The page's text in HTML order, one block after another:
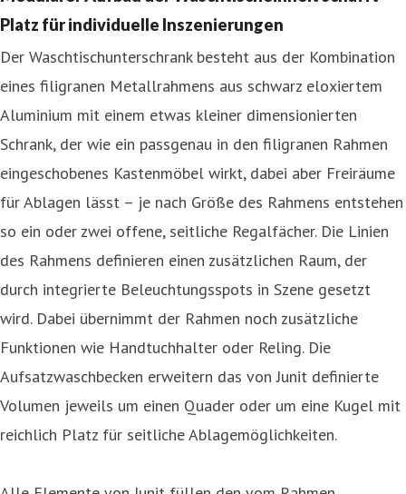
Platz für individuelle Inszenierungen
Der Waschtischunterschrank besteht aus der Kombination
eines filigranen Metallrahmens aus schwarz eloxiertem
Aluminium mit einem etwas kleiner dimensionierten
Schrank, der wie ein passgenau in den filigranen Rahmen
eingeschobenes Kastenmöbel wirkt, dabei aber Freiräume
für Ablagen lässt – je nach Größe des Rahmens entstehen
so ein oder zwei offene, seitliche Regalfächer. Die Linien
des Rahmens definieren einen zusätzlichen Raum, der
durch integrierte Beleuchtungsspots in Szene gesetzt
wird. Dabei übernimmt der Rahmen noch zusätzliche
Funktionen wie Handtuchhalter oder Reling. Die
Aufsatzwaschbecken erweitern das von Junit definierte
Volumen jeweils um einen Quader oder um eine Kugel mit
reichlich Platz für seitliche Ablagemöglichkeiten.